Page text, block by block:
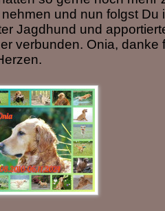
und nun folgst Du
Jagdhund und
verbunden. Onia,